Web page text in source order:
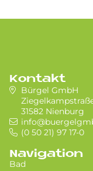
Kontakt
Bürgel GmbH
31582 Nienburg
(0 50 21) 97 17-0
Navigation
Bad